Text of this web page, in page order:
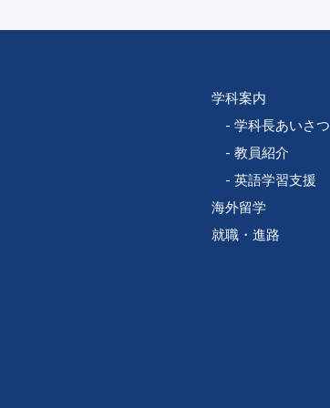
学科案内
学科長あいさつ
教員紹介
英語学習支援
海外留学
就職・進路